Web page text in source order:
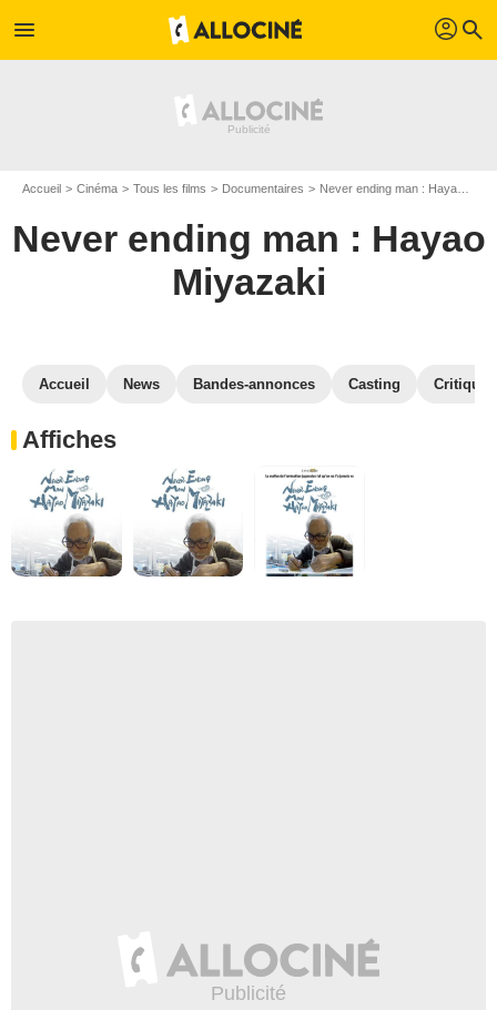
menu profil search
Accueil Cinéma Tous les films Documentaires Never ending man : Hayao Miyazaki
Never ending man : Hayao
Miyazaki
Accueil News Bandes-annonces Casting
Affiches